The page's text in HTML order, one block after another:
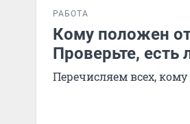
РАБОТА
Кому положен
Проверьте, есть
Перечисляем всех,